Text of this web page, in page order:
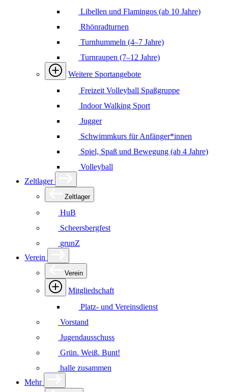
Libellen und Flamingos (ab 10 Jahre)
Rhönradturnen
Turnhummeln (4–7 Jahre)
Turnraupen (7–12 Jahre)
Weitere Sportangebote
Freizeit Volleyball Spaßgruppe
Indoor Walking Sport
Jugger
Schwimmkurs für Anfänger*innen
Spiel, Spaß und Bewegung (ab 4 Jahre)
Volleyball
Zeltlager
Zeltlager
HuB
Scheersbergfest
grunZ
Verein
Verein
Mitgliedschaft
Platz- und Vereinsdienst
Vorstand
Jugendausschuss
Grün. Weiß. Bunt!
halle zusammen
Mehr